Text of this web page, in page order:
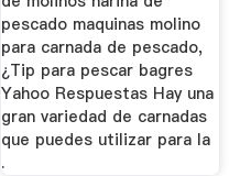
pescado maquinas molino
para carnada de pescado,
¿Tip para pescar bagres
Yahoo Respuestas Hay una
gran variedad de carnadas
que puedes utilizar para la
.